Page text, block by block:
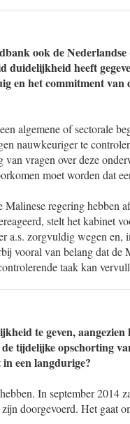
ook de
heeft
en het commitment van
algemene of sectorale
nauwkeuriger te
vragen over deze
moet worden dat
regering hebben
stelt het kabinet
a.s. zorgvuldig wegen en,
vooral van belang dat de
taak kan
te geven,
tijdelijke opschorting
een langdurige?
In september 2014
doorgevoerd. Het gaat